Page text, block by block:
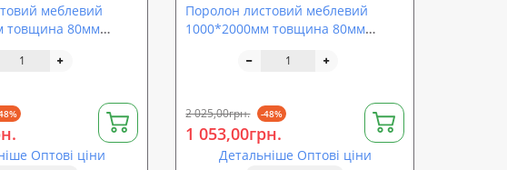
меблевий
товщина 80мм
Оптові ціни
Поролон листовий меблевий
1000*2000мм товщина 80мм
st2540-80)
2 025,00грн. -48%
1 053,00грн.
Детальніше Оптові ціни